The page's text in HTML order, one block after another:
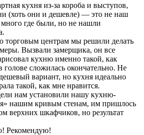
кухня из-за короба и выступов,
(хоть они и дешевле) — это не наш
где были, но не нашли
торговым центрам мы решили делать
Вызвали замерщика, он все
кухню именно такой, как
голове сложилась окончательно. Не
вариант, но кухня идеально
такой, как мне нравится.
нам установили нашу кухню-
нашим кривым стенам, им пришлось
верхних шкафчиков, но результат
Рекомендую!